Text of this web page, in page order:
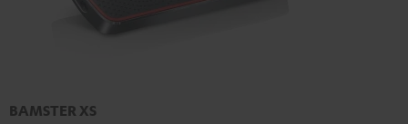
BAMSTER XS